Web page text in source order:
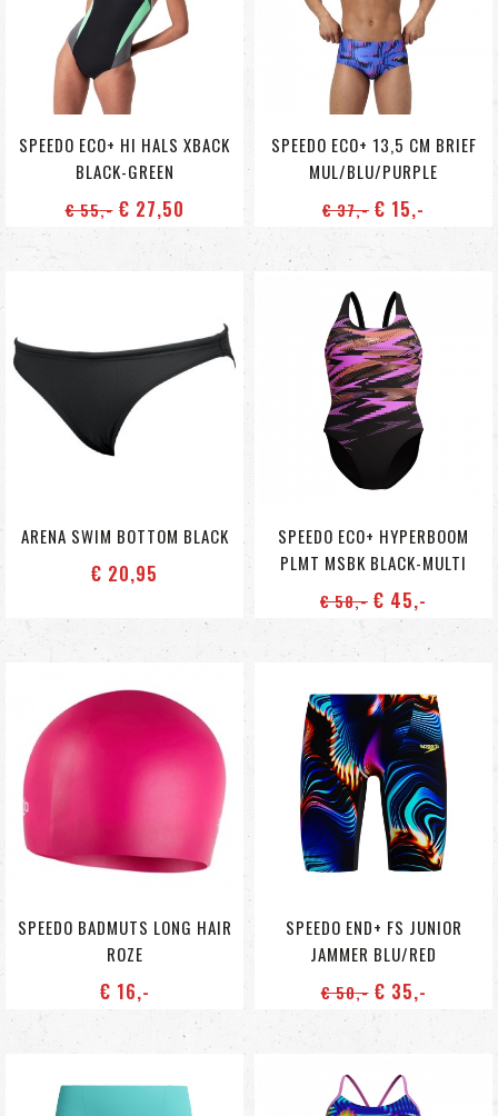
SPEEDO ECO+ HI HALS XBACK
BLACK-GREEN
€ 55,-€ 27,50
SPEEDO ECO+ 13,5 CM BRIEF
MUL/BLU/PURPLE
€ 37,- € 15,-
ARENA SWIM BOTTOM BLACK
€ 20,95
SPEEDO ECO+ HYPERBOOM
PLMT MSBK BLACK-MULTI
€ 58,- € 45,-
SPEEDO BADMUTS LONG HAIR
ROZE
€ 16,-
SPEEDO END+ FS JUNIOR
JAMMER BLU/RED
€ 50,-€ 35,-